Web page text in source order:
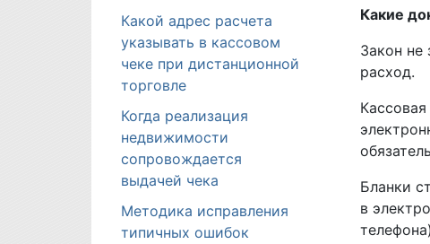
Какой адрес расчета
указывать в кассовом
чеке при дистанционной
торговле
Когда реализация
недвижимости
сопровождается
выдачей чека
Методика исправления
типичных ошибок
Какие
Закон не
расход.
Бланки
в